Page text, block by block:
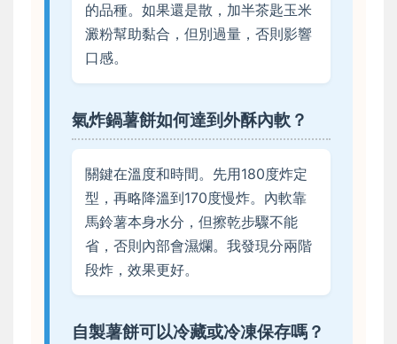
的品種。如果還是散，加半茶匙玉米
澱粉幫助黏合，但別過量，否則影響
口感。
氣炸鍋薯餅如何達到外酥內軟？
關鍵在溫度和時間。先用180度炸定
型，再略降溫到170度慢炸。內軟靠
馬鈴薯本身水分，但擦乾步驟不能
省，否則內部會濕爛。我發現分兩階
段炸，效果更好。
自製薯餅可以冷藏或冷凍保存嗎？